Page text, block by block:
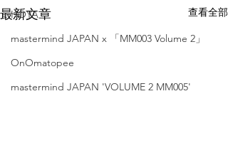
HOYA
mastermind JAPAN x 「MM003 Volume 2」
OnOmatopee
mastermind JAPAN 'VOLUME 2 MM005'
最新文章 查看全部